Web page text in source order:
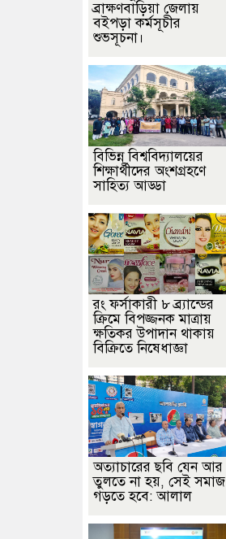
ব্রাক্ষণবাড়িয়া জেলায়
বইপড়া কর্মসূচীর
শুভসূচনা।
বিভিন্ন বিশ্ববিদ্যালয়ের
শিক্ষার্থীদের অংশগ্রহণে
সাহিত্য আড্ডা
রং ফর্সাকারী ৮ ব্র্যান্ডের
ক্রিমে বিপজ্জনক মাত্রায়
ক্ষতিকর উপাদান থাকায়
বিক্রিতে নিষেধাজ্ঞা
অত্যাচারের ছবি যেন আর
তুলতে না হয়, সেই সমাজ
গড়তে হবে: আলাল